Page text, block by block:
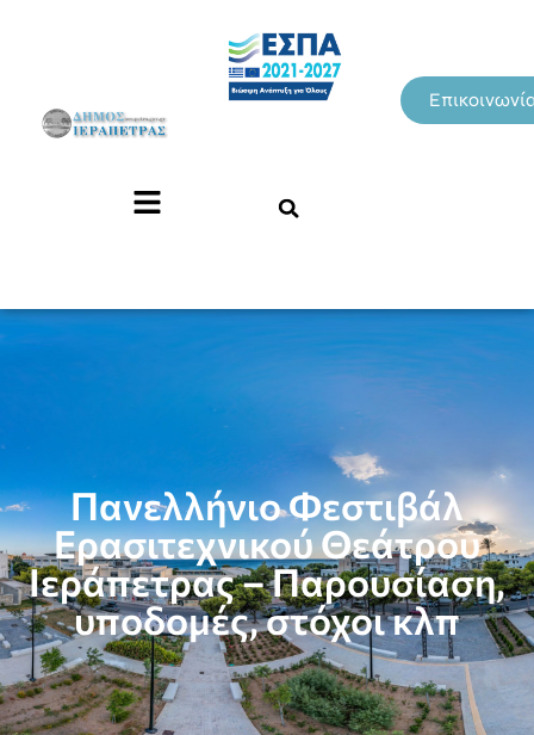
Πανελλήνιο Φεστιβάλ
Ερασιτεχνικού Θεάτρου
Ιεράπετρας – Παρουσίαση,
υποδομές, στόχοι κλπ